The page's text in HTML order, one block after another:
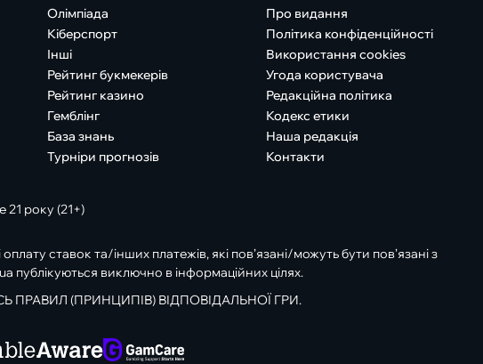
Олімпіада
Кіберспорт
Інші
Рейтинг букмекерів
Рейтинг казино
Гемблінг
База знань
Турніри прогнозів
Про видання
Політика конфіденційності
Використання cookies
Угода користувача
Редакційна політика
Кодекс етики
Наша редакція
Контакти
21 року (21+)
ставок та/інших платежів, які пов’язані/можуть бути пов’язані з
публікуються виключно в інформаційних цілях.
ПРАВИЛ (ПРИНЦИПІВ) ВІДПОВІДАЛЬНОЇ ГРИ.